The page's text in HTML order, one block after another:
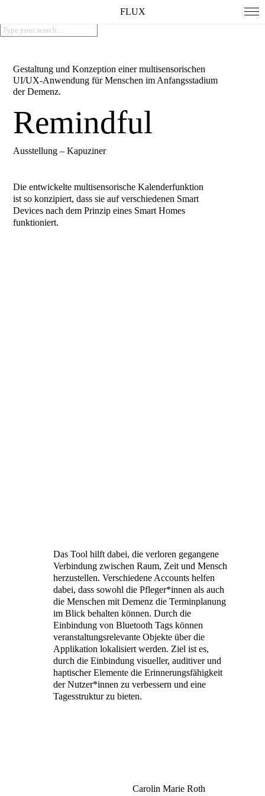
FLUX
Gestaltung und Konzeption einer multisensorischen
UI/UX-Anwendung für Menschen im Anfangsstadium
der Demenz.
Remindful
Ausstellung – Kapuziner
Die entwickelte multisensorische Kalenderfunktion
ist so konzipiert, dass sie auf verschiedenen Smart
Devices nach dem Prinzip eines Smart Homes
funktioniert.
Das Tool hilft dabei, die verloren gegangene
Verbindung zwischen Raum, Zeit und Mensch
herzustellen. Verschiedene Accounts helfen
dabei, dass sowohl die Pfleger*innen als auch
die Menschen mit Demenz die Terminplanung
im Blick behalten können. Durch die
Einbindung von Bluetooth Tags können
veranstaltungsrelevante Objekte über die
Applikation lokalisiert werden. Ziel ist es,
durch die Einbindung visueller, auditiver und
haptischer Elemente die Erinnerungsfähigkeit
der Nutzer*innen zu verbessern und eine
Tagesstruktur zu bieten.
Carolin Marie Roth